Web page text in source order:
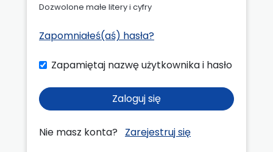
Dozwolone małe litery i cyfry
Zapomniałeś(aś) hasła?
Zapamiętaj nazwę użytkownika i hasło
Zaloguj się
Nie masz konta? Zarejestruj się